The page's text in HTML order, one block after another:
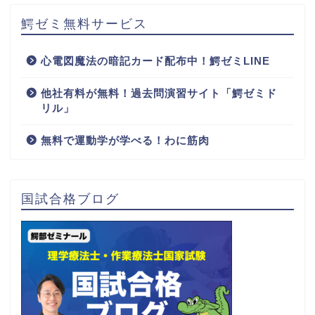
鰐ゼミ無料サービス
心電図魔法の暗記カード配布中！鰐ゼミLINE
他社有料が無料！過去問演習サイト「鰐ゼミド
リル」
無料で運動学が学べる！わに筋肉
国試合格ブログ